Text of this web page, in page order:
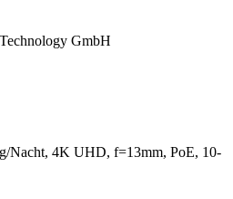
GmbH
Nacht, 4K UHD, f=13mm, PoE, 10-